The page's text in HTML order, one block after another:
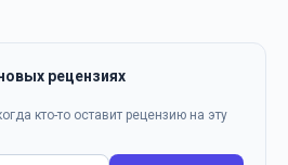
рецензиях
кто-то оставит рецензию на эту